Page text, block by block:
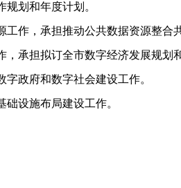
划和年度计划。
作，承担推动公共数据资源整合
承担拟订全市数字经济发展规划
政府和数字社会建设工作。
设施布局建设工作。